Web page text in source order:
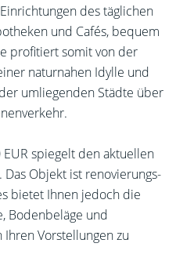
des täglichen
und Cafés, bequem
profitiert somit von der
naturnahen Idylle und
umliegenden Städte über
spiegelt den aktuellen
Objekt ist renovierungs-
bietet Ihnen jedoch die
Bodenbeläge und
Vorstellungen zu